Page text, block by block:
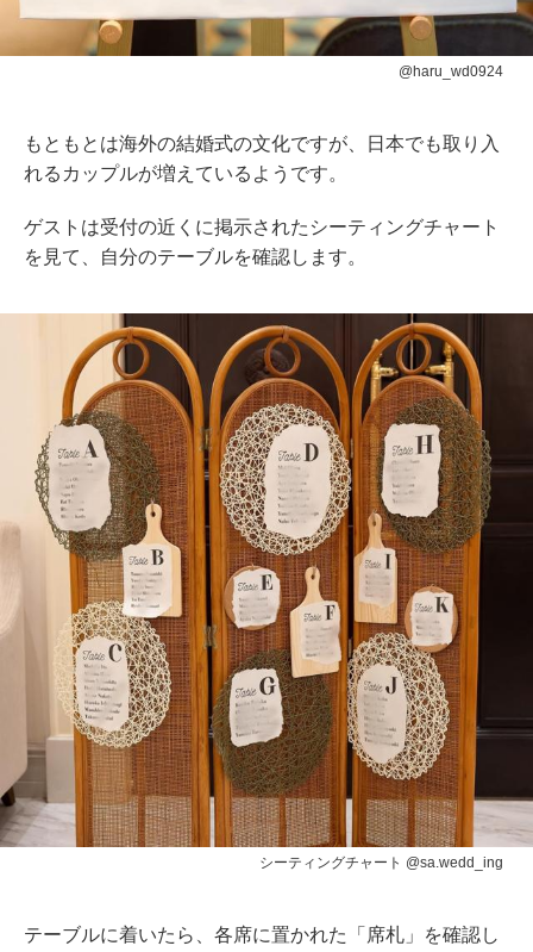
@haru_wd0924
もともとは海外の結婚式の文化ですが、日本でも取り入
れるカップルが増えているようです。
ゲストは受付の近くに掲示されたシーティングチャート
を見て、自分のテーブルを確認します。
シーティングチャート @sa.wedd_ing
テーブルに着いたら、各席に置かれた「席札」を確認し